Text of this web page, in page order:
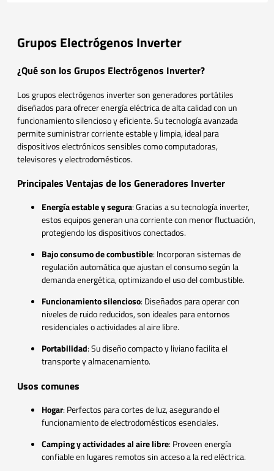
Grupos Electrógenos Inverter
¿Qué son los Grupos Electrógenos Inverter?
Los grupos electrógenos inverter son generadores portátiles
diseñados para ofrecer energía eléctrica de alta calidad con un
funcionamiento silencioso y eficiente. Su tecnología avanzada
permite suministrar corriente estable y limpia, ideal para
dispositivos electrónicos sensibles como computadoras,
televisores y electrodomésticos.
Principales Ventajas de los Generadores Inverter
Energía estable y segura: Gracias a su tecnología inverter,
estos equipos generan una corriente con menor fluctuación,
protegiendo los dispositivos conectados.
Bajo consumo de combustible: Incorporan sistemas de
regulación automática que ajustan el consumo según la
demanda energética, optimizando el uso del combustible.
Funcionamiento silencioso: Diseñados para operar con
niveles de ruido reducidos, son ideales para entornos
residenciales o actividades al aire libre.
Portabilidad: Su diseño compacto y liviano facilita el
transporte y almacenamiento.
Usos comunes
Hogar: Perfectos para cortes de luz, asegurando el
funcionamiento de electrodomésticos esenciales.
Camping y actividades al aire libre: Proveen energía
confiable en lugares remotos sin acceso a la red eléctrica.